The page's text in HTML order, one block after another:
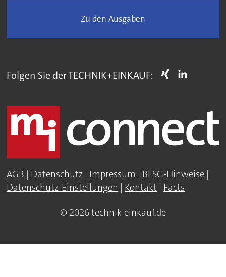
Zu den Ausgaben
Folgen Sie der TECHNIK+EINKAUF:
AGB | Datenschutz | Impressum | BFSG-Hinweise |
Datenschutz-Einstellungen | Kontakt | Facts
© 2026 technik-einkauf.de